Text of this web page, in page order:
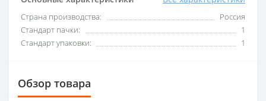
Страна производства:
Россия
Стандарт пачки:
1
Стандарт упаковки:
1
Обзор товара